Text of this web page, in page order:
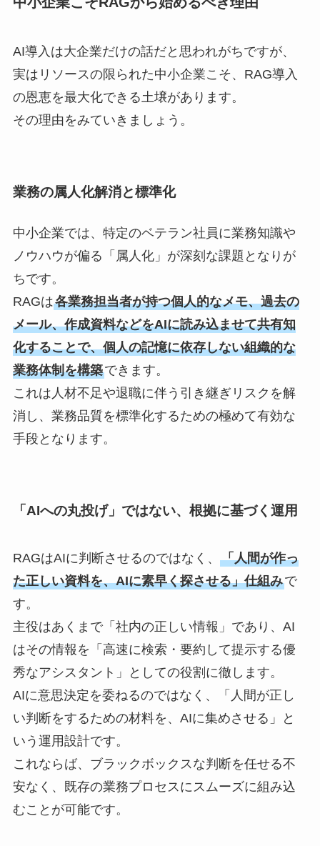
AI導入は大企業だけの話だと思われがちですが、
実はリソースの限られた中小企業こそ、RAG導入
の恩恵を最大化できる土壌があります。
その理由をみていきましょう。
業務の属人化解消と標準化
中小企業では、特定のベテラン社員に業務知識や
ノウハウが偏る「属人化」が深刻な課題となりが
ちです。
RAGは各業務担当者が持つ個人的なメモ、過去の
メール、作成資料などをAIに読み込ませて共有知
化することで、個人の記憶に依存しない組織的な
業務体制を構築できます。
これは人材不足や退職に伴う引き継ぎリスクを解
消し、業務品質を標準化するための極めて有効な
手段となります。
「AIへの丸投げ」ではない、根拠に基づく運用
RAGはAIに判断させるのではなく、 「人間が作っ
た正しい資料を、AIに素早く探させる」仕組みで
す。
主役はあくまで「社内の正しい情報」であり、AI
はその情報を「高速に検索・要約して提示する優
秀なアシスタント」としての役割に徹します。
AIに意思決定を委ねるのではなく、「人間が正し
い判断をするための材料を、AIに集めさせる」と
いう運用設計です。
これならば、ブラックボックスな判断を任せる不
安なく、既存の業務プロセスにスムーズに組み込
むことが可能です。